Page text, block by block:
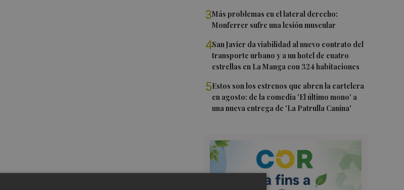
3Más problemas en el lateral derecho:
Monferrer sufre una lesión muscular
4San Javier da viabilidad al nuevo contrato del
transporte urbano y a un hotel de cuatro
estrellas en La Manga con 324 habitaciones
5Estos son los estrenos que abren la cartelera
en agosto: de la comedia 'El último mono' a
una nueva entrega de 'La Patrulla Canina'